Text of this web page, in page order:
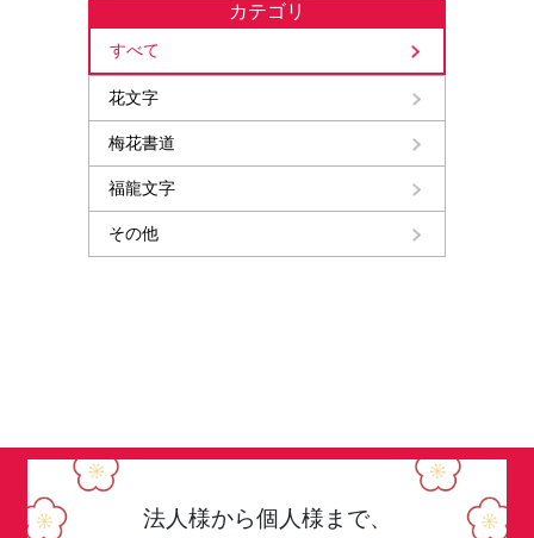
カテゴリ
すべて
花文字
梅花書道
福龍文字
その他
法人様から個人様まで、